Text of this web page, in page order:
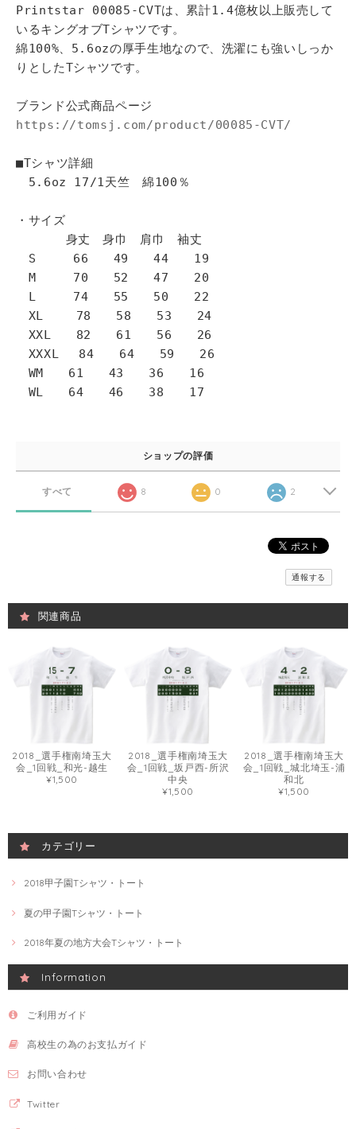
Printstar 00085-CVTは、累計1.4億枚以上販売して
いるキングオブTシャツです。
綿100%、5.6ozの厚手生地なので、洗濯にも強いしっか
りとしたTシャツです。
ブランド公式商品ページ
https://tomsj.com/product/00085-CVT/
■Tシャツ詳細
5.6oz 17/1天竺 綿100％
・サイズ
身丈 身巾 肩巾 袖丈
S 66 49 44 19
M 70 52 47 20
L 74 55 50 22
XL 78 58 53 24
XXL 82 61 56 26
XXXL 84 64 59 26
WM 61 43 36 16
WL 64 46 38 17
ショップの評価
すべて 8 0 2
通報する
関連商品
2018_選手権南埼玉大
会_1回戦_和光-越生
¥1,500
2018_選手権南埼玉大
会_1回戦_坂戸西-所沢
中央
¥1,500
2018_選手権南埼玉大
会_1回戦_城北埼玉-浦
和北
¥1,500
カテゴリー
2018甲子園Tシャツ・トート
夏の甲子園Tシャツ・トート
2018年夏の地方大会Tシャツ・トート
Information
ご利用ガイド
高校生の為のお支払ガイド
お問い合わせ
Twitter